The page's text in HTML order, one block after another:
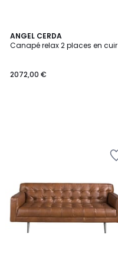
ANGEL CERDA
Canapé relax 2 places en cuir
2072,00 €